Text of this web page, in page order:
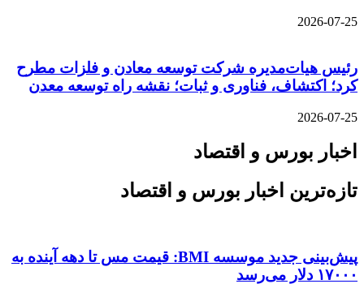
2026-07-25
رئیس هیات‌مدیره شرکت توسعه معادن و فلزات مطرح
کرد؛ اکتشاف، فناوری و ثبات؛ نقشه راه توسعه معدن
2026-07-25
اخبار بورس و اقتصاد
تازه‌ترین اخبار بورس و اقتصاد
پیش‌بینی جدید موسسه BMI: قیمت مس تا دهه آینده به
۱۷۰۰۰ دلار می‌رسد